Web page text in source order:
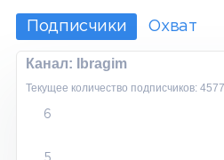
Подписчики Охват
Канал: Ibragim
Текущее количество подписчиков:
6
5